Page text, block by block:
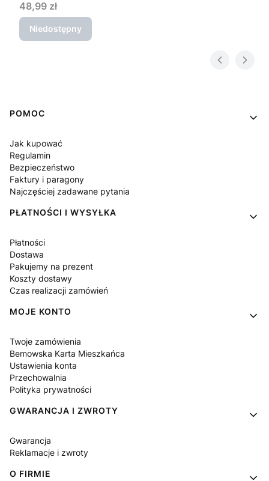
Cena
48,99 zł
Niedostępny
Linki w stopce
POMOC
Jak kupować
Regulamin
Bezpieczeństwo
Faktury i paragony
Najczęściej zadawane pytania
PŁATNOŚCI I WYSYŁKA
Płatności
Dostawa
Pakujemy na prezent
Koszty dostawy
Czas realizacji zamówień
MOJE KONTO
Twoje zamówienia
Bemowska Karta Mieszkańca
Ustawienia konta
Przechowalnia
Polityka prywatności
GWARANCJA I ZWROTY
Gwarancja
Reklamacje i zwroty
O FIRMIE